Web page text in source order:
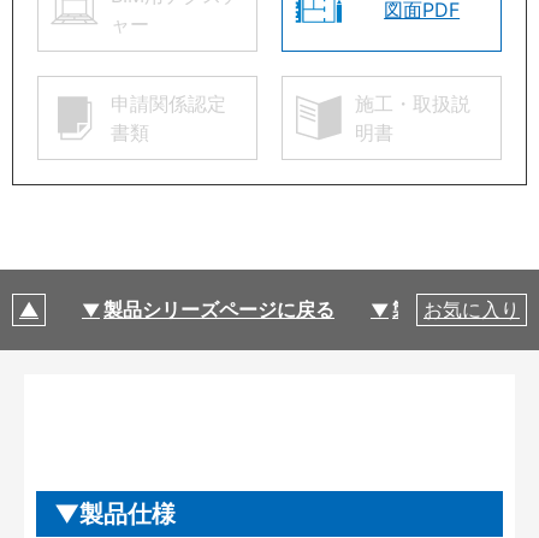
ャー
図面PDF
申請関係認定
書類
施工・取扱説
明書
製品シリーズページに戻る 製品仕様
お気に入り
製品仕様